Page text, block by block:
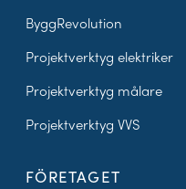
ByggRevolution
Projektverktyg elektriker
Projektverktyg målare
Projektverktyg VVS
FÖRETAGET